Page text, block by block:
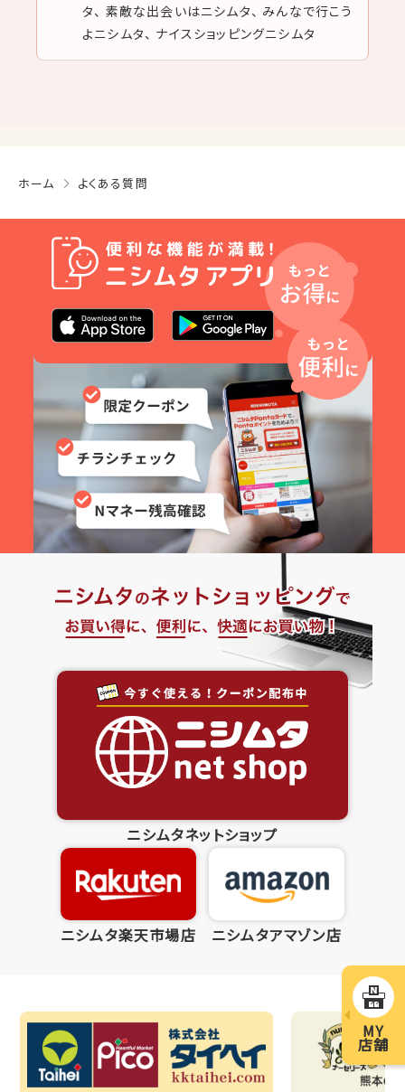
タ、 素敵な出会いはニシムタ、 みんなで行こう
よニシムタ、 ナイスショッピングニシムタ
ホーム よくある質問
ニシムタネットショップ
ニシムタ楽天市場店 ニシムタアマゾン店
MY
店舗